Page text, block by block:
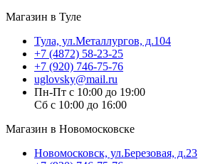
Магазин в Туле
Тула, ул.Металлургов, д.104
+7 (4872) 58-23-25
+7 (920) 746-75-76
uglovsky@mail.ru
Пн-Пт с 10:00 до 19:00
Сб с 10:00 до 16:00
Магазин в Новомосковске
Новомосковск, ул.Березовая, д.23